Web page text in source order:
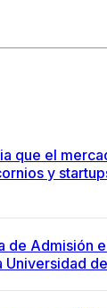
que el
y
de Admisión